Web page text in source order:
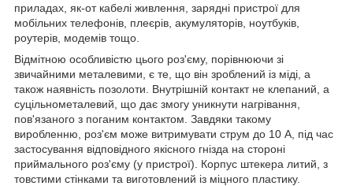
приладах, як-от кабелі живлення, зарядні пристрої для
мобільних телефонів, плеєрів, акумуляторів, ноутбуків,
роутерів, модемів тощо.
Відмітною особливістю цього роз'єму, порівнюючи зі
звичайними металевими, є те, що він зроблений із міді, а
також наявність позолоти. Внутрішній контакт не клепаний, а
суцільнометалевий, що дає змогу уникнути нагрівання,
пов'язаного з поганим контактом. Завдяки такому
виробленню, роз'єм може витримувати струм до 10 А, під час
застосування відповідного якісного гнізда на стороні
приймального роз'єму (у пристрої). Корпус штекера литий, з
товстими стінками та виготовлений із міцного пластику.